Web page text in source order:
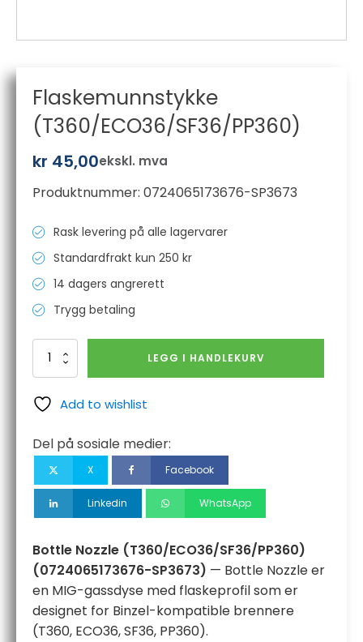
Flaskemunnstykke
(T360/ECO36/SF36/PP360)
kr 45,00ekskl. mva
Produktnummer: 0724065173676-SP3673
Rask levering på alle lagervarer
Standardfrakt kun 250 kr
14 dagers angrerett
Trygg betaling
Flaskemunnstykke
(T360/ECO36/SF36/PP360)
LEGG I HANDLEKURV
Add to wishlist
Del på sosiale medier:
X Facebook
Linkedin WhatsApp
Bottle Nozzle (T360/ECO36/SF36/PP360)
(0724065173676-SP3673) — Bottle Nozzle er
en MIG-gassdyse med flaskeprofil som er
designet for Binzel-kompatible brennere
(T360, ECO36, SF36, PP360).